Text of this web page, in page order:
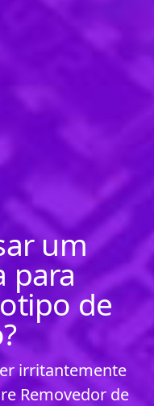
um
para
de
irritantemente
Removedor de